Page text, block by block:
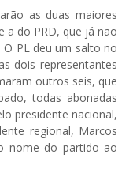
as duas maiores
a do PRD, que já não
PL deu um salto no
dois representantes
outros seis, que
todas abonadas
presidente nacional,
regional, Marcos
nome do partido ao